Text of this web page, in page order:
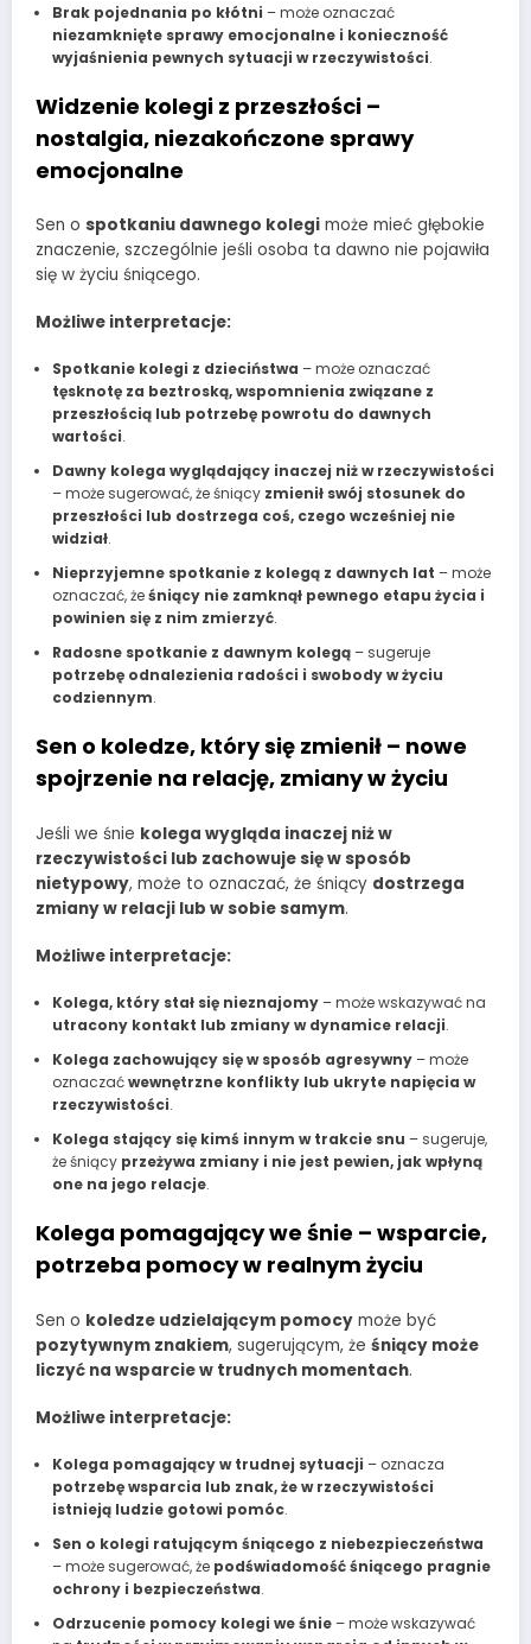
Brak pojednania po kłótni – może oznaczać
niezamknięte sprawy emocjonalne i konieczność
wyjaśnienia pewnych sytuacji w rzeczywistości.
Widzenie kolegi z przeszłości –
nostalgia, niezakończone sprawy
emocjonalne
Sen o spotkaniu dawnego kolegi może mieć głębokie
znaczenie, szczególnie jeśli osoba ta dawno nie pojawiła
się w życiu śniącego.
Możliwe interpretacje:
Spotkanie kolegi z dzieciństwa – może oznaczać
tęsknotę za beztroską, wspomnienia związane z
przeszłością lub potrzebę powrotu do dawnych
wartości.
Dawny kolega wyglądający inaczej niż w rzeczywistości
– może sugerować, że śniący zmienił swój stosunek do
przeszłości lub dostrzega coś, czego wcześniej nie
widział.
Nieprzyjemne spotkanie z kolegą z dawnych lat – może
oznaczać, żeśniący nie zamknął pewnego etapu życia i
powinien się z nim zmierzyć.
Radosne spotkanie z dawnym kolegą– sugeruje
potrzebę odnalezienia radości i swobody w życiu
codziennym.
Sen o koledze, który się zmienił – nowe
spojrzenie na relację, zmiany w życiu
Jeśli we śnie kolega wygląda inaczej niż w
rzeczywistości lub zachowuje się w sposób
nietypowy, może to oznaczać, że śniący dostrzega
zmiany w relacji lub w sobie samym.
Możliwe interpretacje:
Kolega, który stał się nieznajomy– może wskazywać na
utracony kontakt lub zmiany w dynamice relacji.
Kolega zachowujący się w sposób agresywny– może
oznaczaćwewnętrzne konflikty lub ukryte napięcia w
rzeczywistości.
Kolega stający się kimś innym w trakcie snu – sugeruje,
że śniący przeżywa zmiany i nie jest pewien, jak wpłyną
one na jego relacje.
Kolega pomagający we śnie – wsparcie,
potrzeba pomocy w realnym życiu
Sen o koledze udzielającym pomocy może być
pozytywnym znakiem, sugerującym, że śniący może
liczyć na wsparcie w trudnych momentach.
Możliwe interpretacje:
Kolega pomagający w trudnej sytuacji – oznacza
potrzebę wsparcia lub znak, że w rzeczywistości
istnieją ludzie gotowi pomóc.
Sen o kolegi ratującym śniącego z niebezpieczeństwa
– może sugerować, że podświadomość śniącego pragnie
ochrony i bezpieczeństwa.
Odrzucenie pomocy kolegi we śnie– może wskazywać